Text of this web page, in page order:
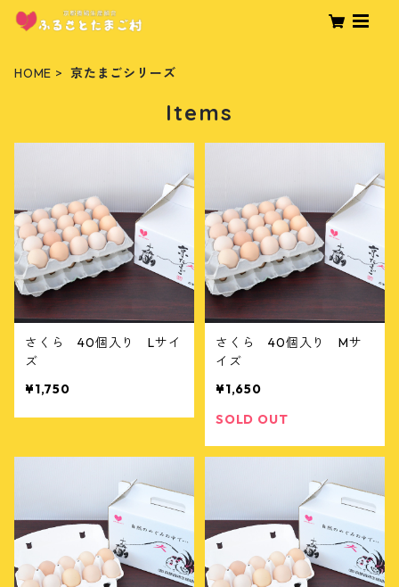
HOME 京たまごシリーズ
Items
さくら 40個入り Lサイ
ズ
¥1,750
さくら 40個入り Mサ
イズ
¥1,650
SOLD OUT